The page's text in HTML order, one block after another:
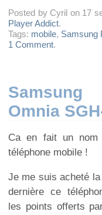
Posted by Cyril on 17
Player Addict.
Tags: mobile, Samsung
1 Comment.
Omnia
Ca en fait un nom
téléphone mobile !
Je me suis acheté
dernière ce
les points offerts